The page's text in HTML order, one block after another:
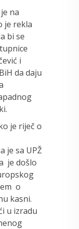
na
je rekla
bi se
i
da daju
je riječ o
je sa UPŽ
je došlo
o
kasni.
u izradu